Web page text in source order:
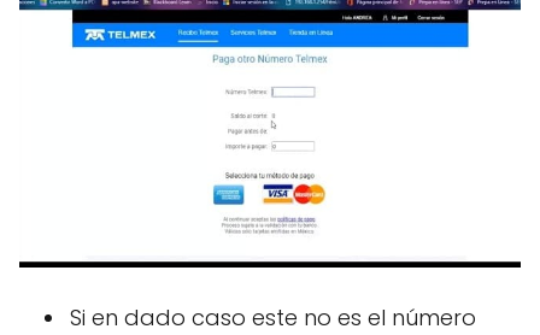
Si en dado caso este no es el número